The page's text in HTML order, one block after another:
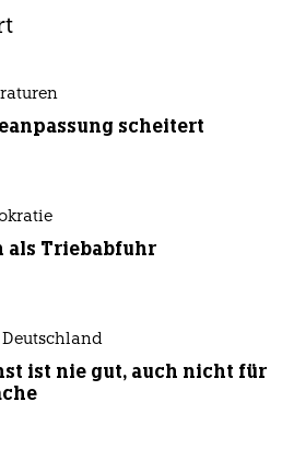
scheitert
als Triebabfuhr
ist nie gut, auch nicht für